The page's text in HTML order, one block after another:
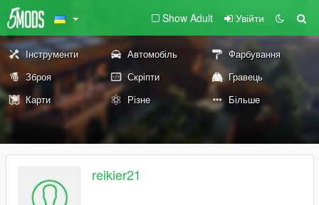
Show Adult Увійти
Інструменти Автомобіль
Фарбування
Зброя
Скріпти
Гравець
Карти
Різне Більше
reikier21